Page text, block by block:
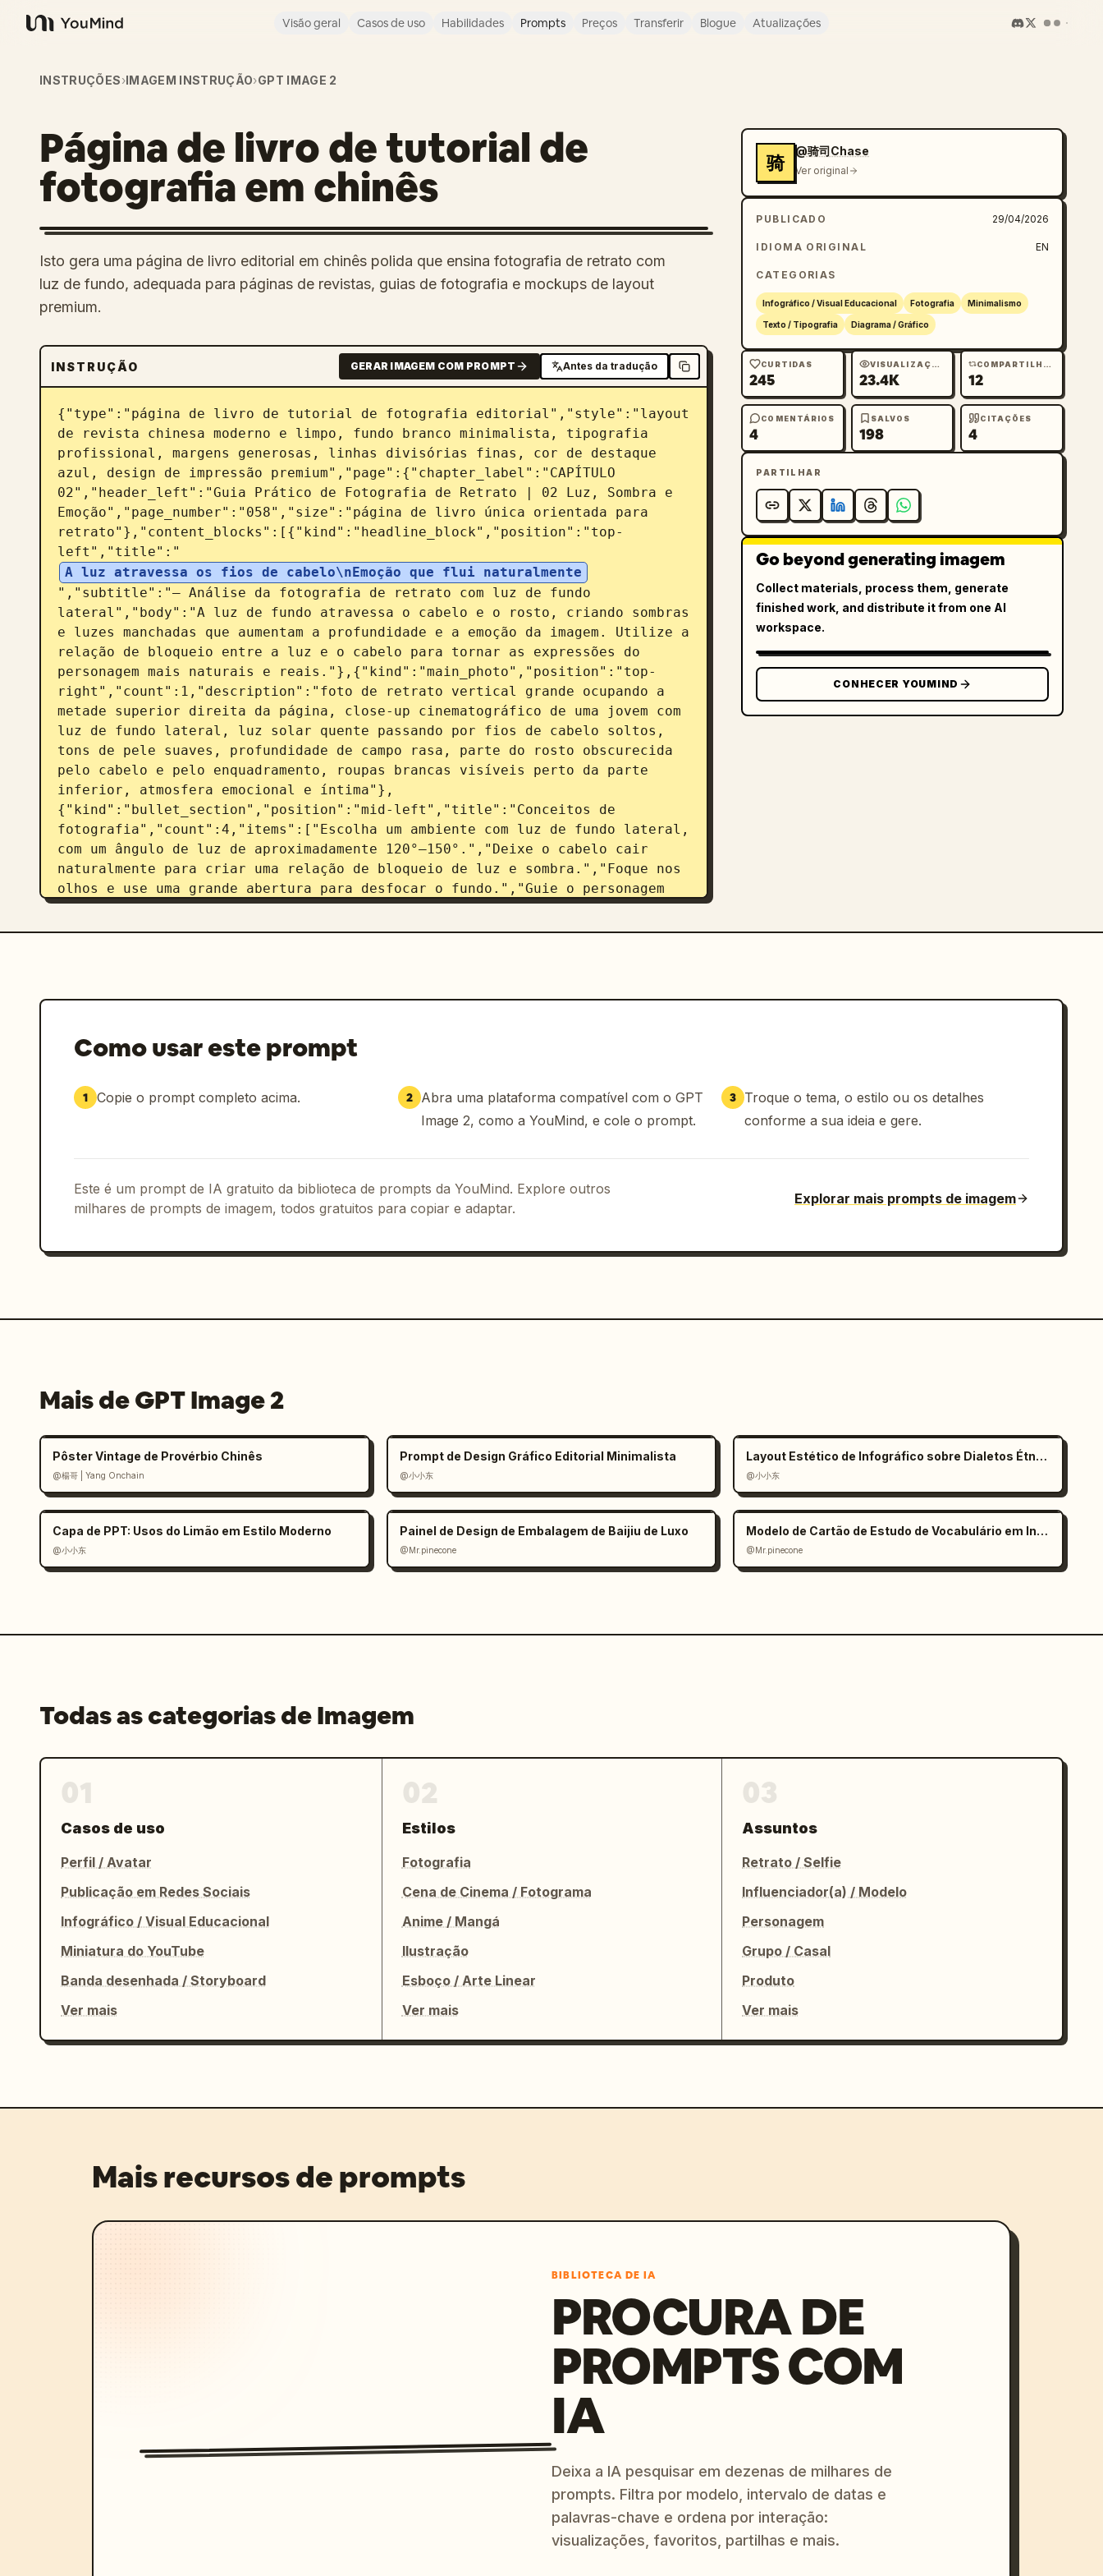
YouMind
Visão geral Casos de uso Habilidades Prompts Preços Transferir Blogue Atualizações
INSTRUÇÕES›IMAGEM INSTRUÇÃO›GPT IMAGE 2
Página de livro de tutorial de
fotografia em chinês
Isto gera uma página de livro editorial em chinês polida que ensina fotografia de retrato com
luz de fundo, adequada para páginas de revistas, guias de fotografia e mockups de layout
premium.
INSTRUÇÃO GERAR IMAGEM COM PROMPT Antes da tradução
{"type":"página de livro de tutorial de fotografia editorial","style":"layout
de revista chinesa moderno e limpo, fundo branco minimalista, tipografia
profissional, margens generosas, linhas divisórias finas, cor de destaque
azul, design de impressão premium","page":{"chapter_label":"CAPÍTULO
02","header_left":"Guia Prático de Fotografia de Retrato | 02 Luz, Sombra e
Emoção","page_number":"058","size":"página de livro única orientada para
retrato"},"content_blocks":[{"kind":"headline_block","position":"top-
left","title":"
A luz atravessa os fios de cabelo\nEmoção que flui naturalmente
","subtitle":"— Análise da fotografia de retrato com luz de fundo
lateral","body":"A luz de fundo atravessa o cabelo e o rosto, criando sombras
e luzes manchadas que aumentam a profundidade e a emoção da imagem. Utilize a
relação de bloqueio entre a luz e o cabelo para tornar as expressões do
personagem mais naturais e reais."},{"kind":"main_photo","position":"top-
right","count":1,"description":"foto de retrato vertical grande ocupando a
metade superior direita da página, close-up cinematográfico de uma jovem com
luz de fundo lateral, luz solar quente passando por fios de cabelo soltos,
tons de pele suaves, profundidade de campo rasa, parte do rosto obscurecida
pelo cabelo e pelo enquadramento, roupas brancas visíveis perto da parte
inferior, atmosfera emocional e íntima"},
{"kind":"bullet_section","position":"mid-left","title":"Conceitos de
fotografia","count":4,"items":["Escolha um ambiente com luz de fundo lateral,
com um ângulo de luz de aproximadamente 120°–150°.","Deixe o cabelo cair
naturalmente para criar uma relação de bloqueio de luz e sombra.","Foque nos
olhos e use uma grande abertura para desfocar o fundo.","Guie o personagem
para relaxar a expressão e capturar momentos naturais."]},
{"kind":"gear_section","position":"left-center","title":"Equipamento e
(opcional)","Câmera"],"description":"diagrama de iluminação simples com um
canto inferior esquerdo, uma seta laranja mostrando a direção da luz de fundo
em direção ao sujeito, duas setas cinzas indicando a relação entre a câmera e
o refletor"},{"kind":"composition_section","position":"bottom-
próximo, com os olhos do personagem posicionados na interseção da regra dos
terços para aumentar a tensão e a expressão emocional da imagem."},
pose."],"quote":"“A luz não serve para iluminar, mas para moldar. Aprenda a
real."},"visual_notes":"todo o texto do corpo em chinês simplificado, títulos
títulos das seções, retângulo arredondado azul claro atrás da caixa de dicas,
composição editorial realista pronta para impressão, estética de livro de
fotografia educacional de alto nível"}
骑
@骑司Chase
Ver original
PUBLICADO 29/04/2026
IDIOMA ORIGINAL EN
CATEGORIAS
Infográfico / Visual Educacional Fotografia Minimalismo
Texto / Tipografia Diagrama / Gráfico
CURTIDAS
245
VISUALIZAÇÕES
23.4K
COMPARTILHAMENTOS
12
COMENTÁRIOS
4
SALVOS
198
CITAÇÕES
4
PARTILHAR
Go beyond generating imagem
Collect materials, process them, generate
finished work, and distribute it from one AI
workspace.
CONHECER YOUMIND
Como usar este prompt
1 Copie o prompt completo acima. 2 Abra uma plataforma compatível com o GPT
Image 2, como a YouMind, e cole o prompt.
3
Troque o tema, o estilo ou os detalhes
conforme a sua ideia e gere.
Este é um prompt de IA gratuito da biblioteca de prompts da YouMind. Explore outros
milhares de prompts de imagem, todos gratuitos para copiar e adaptar.
Explorar mais prompts de imagem
Mais de GPT Image 2
Pôster Vintage de Provérbio Chinês
@楊哥 | Yang Onchain
Prompt de Design Gráfico Editorial Minimalista
@小小东
Layout Estético de Infográfico sobre Dialetos Étnicos
@小小东
Capa de PPT: Usos do Limão em Estilo Moderno
@小小东
Painel de Design de Embalagem de Baijiu de Luxo
@Mr.pinecone
Modelo de Cartão de Estudo de Vocabulário em Inglês
@Mr.pinecone
Todas as categorias de Imagem
Casos de uso
Perfil / Avatar
Publicação em Redes Sociais
Infográfico / Visual Educacional
Miniatura do YouTube
Banda desenhada / Storyboard
Ver mais
Estilos
Fotografia
Cena de Cinema / Fotograma
Anime / Mangá
Ilustração
Esboço / Arte Linear
Ver mais
Assuntos
Retrato / Selfie
Influenciador(a) / Modelo
Personagem
Grupo / Casal
Produto
Ver mais
Mais recursos de prompts
BIBLIOTECA DE IA
PROCURA DE
PROMPTS COM
IA
Deixa a IA pesquisar em dezenas de milhares de
prompts. Filtra por modelo, intervalo de datas e
palavras-chave e ordena por interação:
visualizações, favoritos, partilhas e mais.